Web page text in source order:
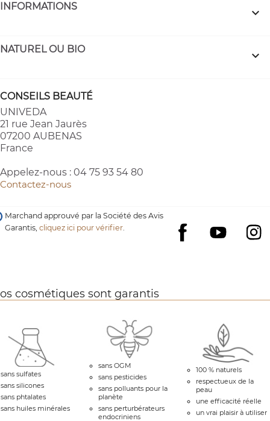
INFORMATIONS 
NATUREL OU BIO 
CONSEILS BEAUTÉ
UNIVEDA
21 rue Jean Jaurès
07200 AUBENAS
France
Appelez-nous : 04 75 93 54 80
Contactez-nous
Facebook
YouTube
Marchand approuvé par la Société des Avis
Garantis,cliquez ici pour vérifier.
cosmétiques sont garantis
sans sulfates
sans silicones
sans phtalates
sans huiles minérales
sans OGM
sans pesticides
sans polluants pour la
planète
sans perturbérateurs
endocriniens
100 % naturels
respectueux de la
peau
une efficacité réelle
un vrai plaisir à utiliser